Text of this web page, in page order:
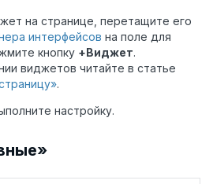
на странице, перетащите его
интерфейсов на поле для
кнопку +Виджет.
виджетов читайте в статье
.
настройку.